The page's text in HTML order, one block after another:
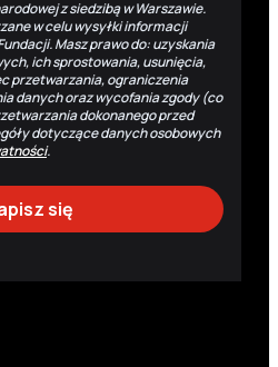
z siedzibą w Warszawie.
w celu wysyłki informacji
Masz prawo do: uzyskania
ich sprostowania, usunięcia,
przetwarzania, ograniczenia
danych oraz wycofania zgody (co
dokonanego przed
dotyczące danych osobowych
.